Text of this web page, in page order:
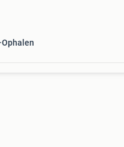
Ophalen